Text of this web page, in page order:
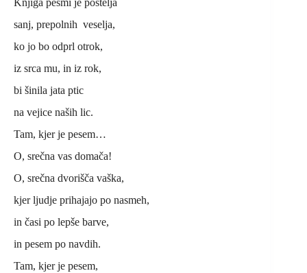
Knjiga pesmi je postelja
sanj, prepolnih veselja,
ko jo bo odprl otrok,
iz srca mu, in iz rok,
bi šinila jata ptic
na vejice naših lic.
Tam, kjer je pesem…
O, srečna vas domača!
O, srečna dvorišča vaška,
kjer ljudje prihajajo po nasmeh,
in časi po lepše barve,
in pesem po navdih.
Tam, kjer je pesem,